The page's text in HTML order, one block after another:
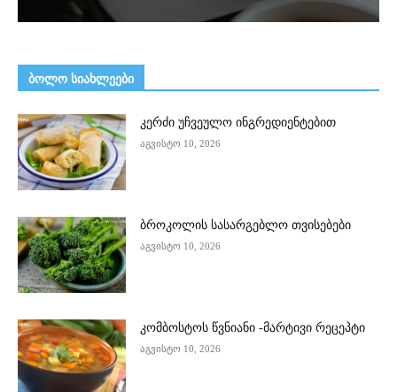
ᲑᲝᲚᲝ ᲡᲘᲐᲮᲚᲔᲔᲑᲘ
კერძი უჩვეულო ინგრედიენტებით
აგვისტო 10, 2026
ბროკოლის სასარგებლო თვისებები
აგვისტო 10, 2026
კომბოსტოს წვნიანი -მარტივი რეცეპტი
აგვისტო 10, 2026